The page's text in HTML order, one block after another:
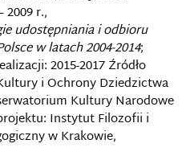
2009 r.,
udostępniania i odbioru
w latach 2004-2014;
2015-2017 Źródło
i Ochrony Dziedzictwa
Kultury Narodowe
Instytut Filozofii i
w Krakowie,